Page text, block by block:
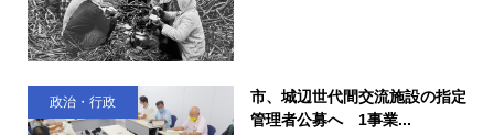
政治・行政
市、城辺世代間交流施設の指定
管理者公募へ 1事業...